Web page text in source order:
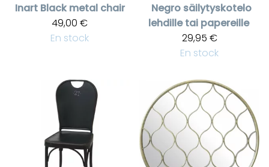
Inart Black metal chair
49,00 €
En stock
Negro säilytyskotelo
lehdille tai papereille
29,95 €
En stock